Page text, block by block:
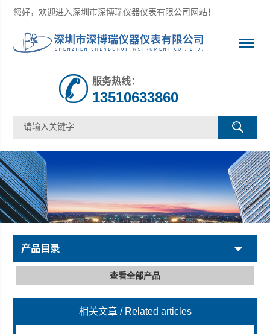
您好，欢迎进入深圳市深博瑞仪器仪表有限公司网站！
深圳市深博瑞仪器仪表有限公司
服务热线：
13510633860
产品目录
查看全部产品
相关文章 / Related articles